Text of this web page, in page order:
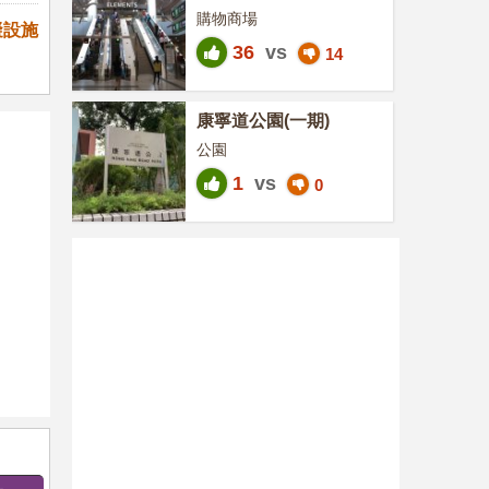
施
購物商場
36 vs 14
康寧道公園(一期)
公園
1 vs 0